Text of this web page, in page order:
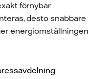
förnybar
desto snabbare
energiomställningen